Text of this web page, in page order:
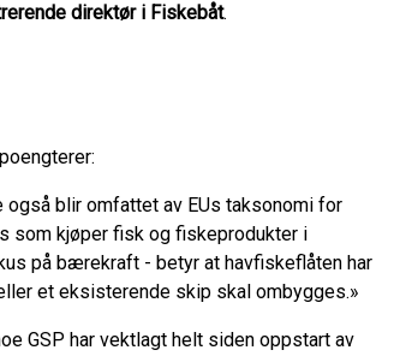
direktør i Fiskebåt.
blir omfattet av EUs taksonomi for
som kjøper fisk og fiskeprodukter i
på bærekraft - betyr at havfiskeflåten har
et eksisterende skip skal ombygges.»
GSP har vektlagt helt siden oppstart av